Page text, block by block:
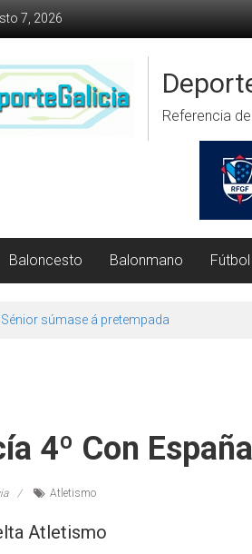
7, 2026
Referencia
Baloncesto Balonmano Fútbol
Sénior súmase á pretempada
4º Con
Atletismo
Atletismo